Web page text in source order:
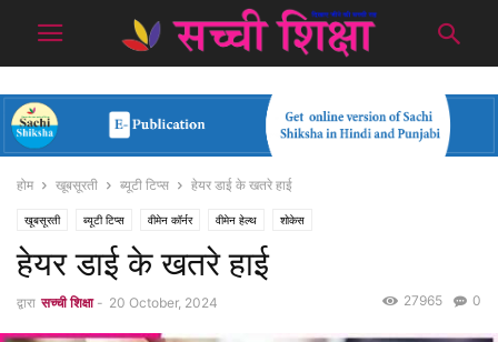
होम खूबसूरती ब्यूटी टिप्स हेयर डाई के खतरे हाई
खूबसूरती ब्यूटी टिप्स वीमेन कॉर्नर वीमेन हेल्थ शोकेस
हेयर डाई के खतरे हाई
द्वारा सच्ची शिक्षा - 20 October, 2024 0
27965